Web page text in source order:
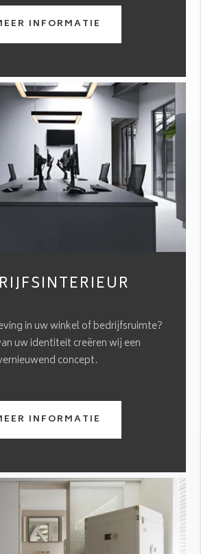
INFORMATIE
in uw winkel of bedrijfsruimte?
uw identiteit creëren wij een
concept.
INFORMATIE